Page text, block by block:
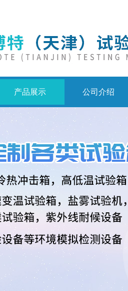
产品展示 公司介绍